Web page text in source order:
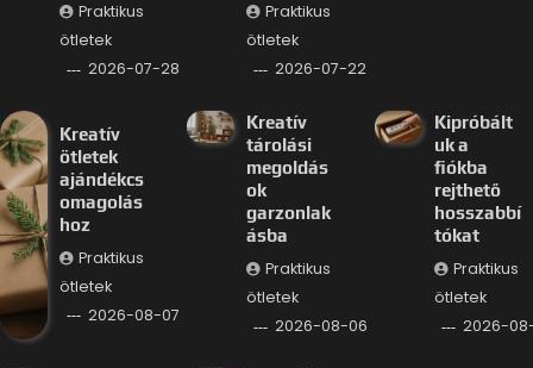
Praktikus
ötletek
2026-07-28
Praktikus
ötletek
2026-07-22
Kreatív
ötletek
ajándékcs
omagolás
hoz
Praktikus
ötletek
2026-08-07
Kreatív
tárolási
megoldás
ok
garzonlak
ásba
Praktikus
ötletek
2026-08-06
Kipróbált
uk a
fiókba
rejthető
hosszabbí
tókat
Praktikus
ötletek
2026-